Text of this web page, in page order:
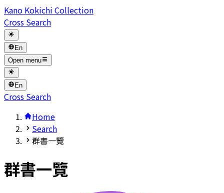
Kano Kokichi Collection
Cross Search
En
Open menu
En
Cross Search
Home
Search
群書一覽
群書一覽